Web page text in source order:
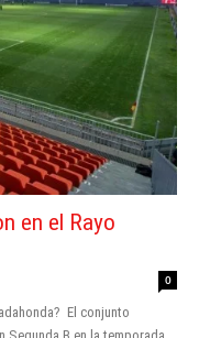
en el Rayo
0
El conjunto